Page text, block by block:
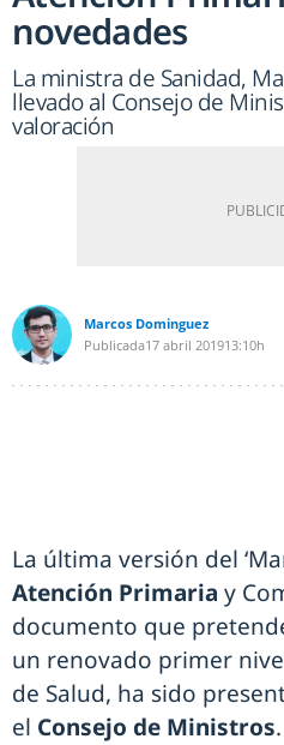
novedades
La ministra de Sanidad,
llevado al Consejo de
valoración
Marcos Dominguez
Publicada17 abril 201913:10h
La última versión del
Atención Primaria y
documento que
un renovado primer
de Salud, ha sido
el Consejo de Ministros.